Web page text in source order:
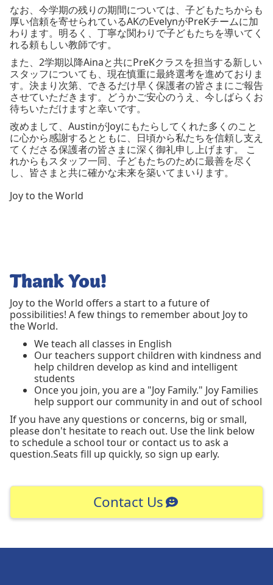
なお、今学期の残りの期間については、子どもたちからも
厚い信頼を寄せられているAKのEvelynがPreKチームに加
わります。明るく、丁寧な関わりで子どもたちを導いてく
れる頼もしい教師です。
また、2学期以降Ainaと共にPreKクラスを担当する新しい
スタッフについても、現在慎重に最終選考を進めておりま
す。決まり次第、できるだけ早く保護者の皆さまにご報告
させていただきます。どうかご安心のうえ、今しばらくお
待ちいただけますと幸いです。
改めまして、AustinがJoyにもたらしてくれた多くのこと
に心から感謝するとともに、日頃から私たちを信頼し支え
てくださる保護者の皆さまに深く御礼申し上げます。 こ
れからもスタッフ一同、子どもたちのために最善を尽く
し、皆さまと共に確かな未来を築いてまいります。
Joy to the World
Thank You!
Joy to the World offers a start to a future of
possibilities! A few things to remember about Joy to
the World.
We teach all classes in English
Our teachers support children with kindness and
help children develop as kind and intelligent
students
Once you join, you are a "Joy Family." Joy Families
help support our community in and out of school
If you have any questions or concerns, big or small,
please don't hesitate to reach out. Use the link below
to schedule a school tour or contact us to ask a
question.Seats fill up quickly, so sign up early.
Contact Us